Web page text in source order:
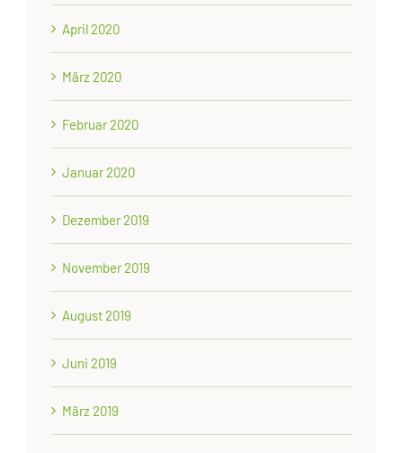
April 2020
März 2020
Februar 2020
Januar 2020
Dezember 2019
November 2019
August 2019
Juni 2019
März 2019